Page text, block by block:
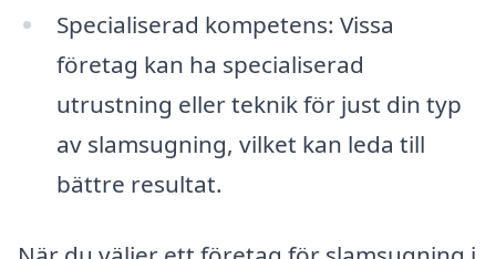
Specialiserad kompetens: Vissa
företag kan ha specialiserad
utrustning eller teknik för just din typ
av slamsugning, vilket kan leda till
bättre resultat.